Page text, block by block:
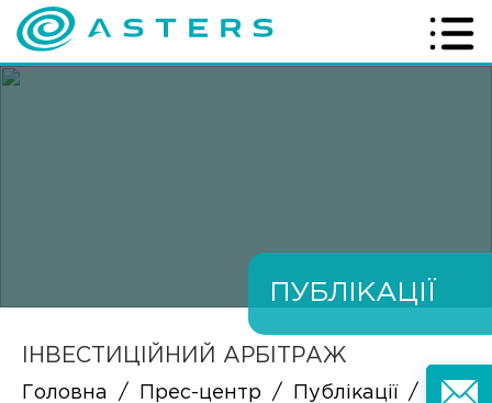
ПУБЛІКАЦІЇ
ІНВЕСТИЦІЙНИЙ АРБІТРАЖ
Головна / Прес-центр / Публікації
/